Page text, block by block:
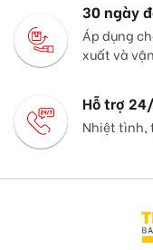
30 ngày
Áp dụng
xuất và
Hỗ trợ
Nhiệt tình,